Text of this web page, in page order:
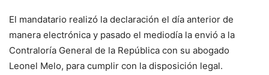
El mandatario realizó la declaración el día anterior de
manera electrónica y pasado el mediodía la envió a la
Contraloría General de la República con su abogado
Leonel Melo, para cumplir con la disposición legal.